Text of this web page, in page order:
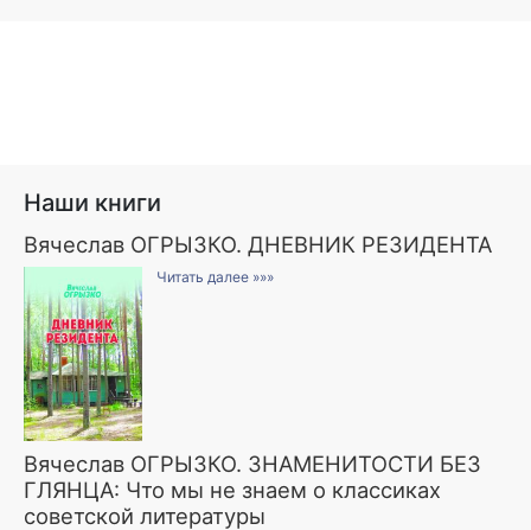
Наши книги
Вячеслав ОГРЫЗКО. ДНЕВНИК РЕЗИДЕНТА
Читать далее »»»
Вячеслав ОГРЫЗКО. ЗНАМЕНИТОСТИ БЕЗ
ГЛЯНЦА: Что мы не знаем о классиках
советской литературы